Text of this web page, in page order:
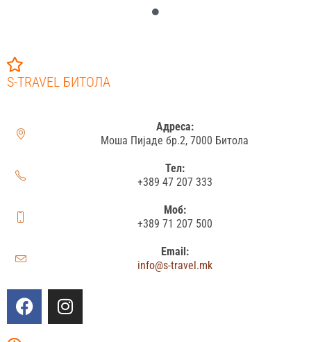
S-TRAVEL БИТОЛА
Адреса:
Моша Пијаде бр.2, 7000 Битола
Тел:
+389 47 207 333
Моб:
+389 71 207 500
Email:
info@s-travel.mk